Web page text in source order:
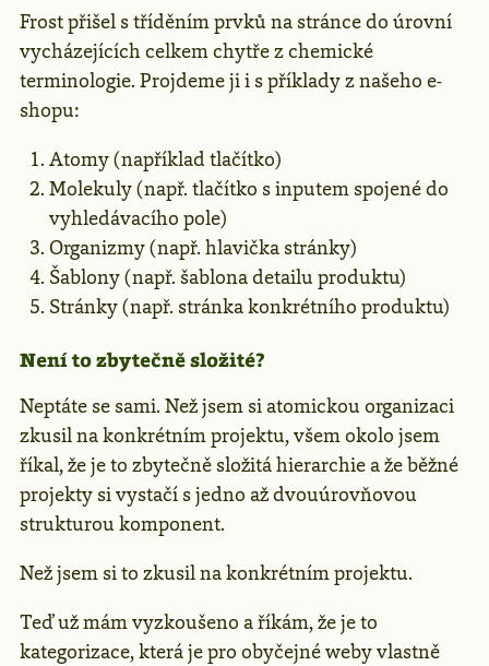
Frost přišel s tříděním prvků na stránce do úrovní
vycházejících celkem chytře z chemické
terminologie. Projdeme ji i s příklady z našeho e-
shopu:
Atomy (například tlačítko)
Molekuly (např. tlačítko s inputem spojené do
vyhledávacího pole)
Organizmy (např. hlavička stránky)
Šablony (např. šablona detailu produktu)
Stránky (např. stránka konkrétního produktu)
Není to zbytečně složité?
Neptáte se sami. Než jsem si atomickou organizaci
zkusil na konkrétním projektu, všem okolo jsem
říkal, že je to zbytečně složitá hierarchie a že běžné
projekty si vystačí s jedno až dvouúrovňovou
strukturou komponent.
Než jsem si to zkusil na konkrétním projektu.
Teď už mám vyzkoušeno a říkám, že je to
kategorizace, která je pro obyčejné weby vlastně